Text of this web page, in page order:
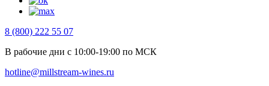
8 (800) 222 55 07
В рабочие дни с 10:00-19:00 по МСК
hotline@millstream-wines.ru